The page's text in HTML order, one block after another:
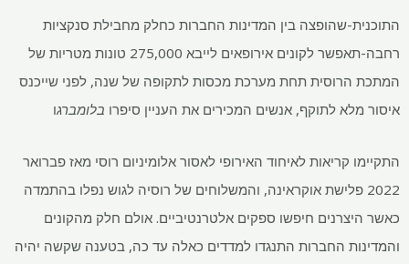
התוכנית-שהופצה בין המדינות החברות כחלק מחבילת סנקציות
רחבה-תאפשר לקונים אירופאים לייבא 275,000 טונות מטריות של
המתכת הרוסית תחת מערכת מכסות לתקופה של שנה, לפני שייכנס
איסור מלא לתוקף, אנשים המכירים את העניין סיפרו בלומברגו
התקיימו קריאות לאיחוד האירופי לאסור אלומיניום רוסי מאז פברואר
2022 פלישת אוקראינה, והמשלוחים של רוסיה לגוש נפלו בהתמדה
כאשר היצרנים חיפשו ספקים אלטרנטיביים. אולם חלק מהקונים
והמדינות החברות התנגדו למדדים כאלה עד כה, בטענה שקשה יהיה